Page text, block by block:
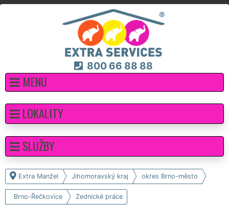
800 66 88 88
MENU
Extra Manžel Jihomoravský kraj okres Brno-město
Brno-Řečkovice Zednické práce
LOKALITY
SLUŽBY